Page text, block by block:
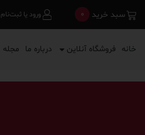
0 سبد خرید ورود یا ثبت‌نام
خانه فروشگاه آنلاین درباره ما مجله